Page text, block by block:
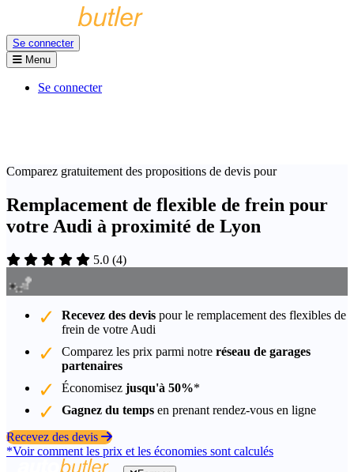
Se connecter
Menu
Se connecter
Comparez gratuitement des propositions de devis pour
Remplacement de flexible de frein pour
votre Audi à proximité de Lyon
5.0 (4)
Recevez des devis pour le remplacement des flexibles de
frein de votre Audi
Comparez les prix parmi notre réseau de garages
partenaires
Économisez jusqu'à 50%*
Gagnez du temps en prenant rendez-vous en ligne
Recevez des devis
*Voir comment les prix et les économies sont calculés